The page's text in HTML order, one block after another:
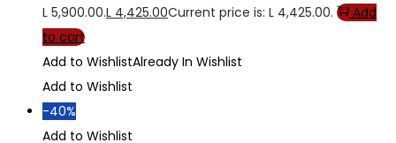
L 5,900.00.L 4,425.00Current price is: L 4,425.00.
Add
to cart
Add to WishlistAlready In Wishlist
Add to Wishlist
-40%
Add to Wishlist